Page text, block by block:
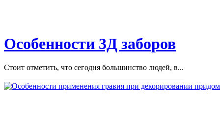
Особенности 3Д заборов
Стоит отметить, что сегодня большинство людей, в...